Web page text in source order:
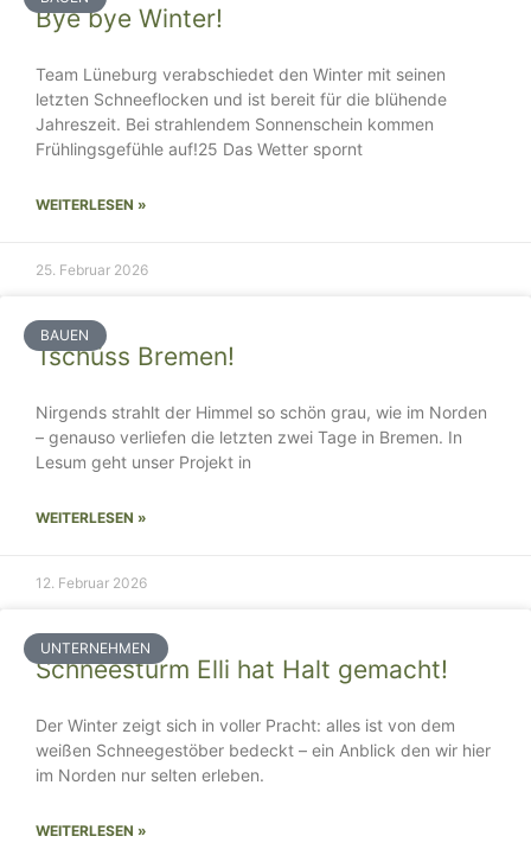
Bye bye Winter!
Team Lüneburg verabschiedet den Winter mit seinen
letzten Schneeflocken und ist bereit für die blühende
Jahreszeit. Bei strahlendem Sonnenschein kommen
Frühlingsgefühle auf!25 Das Wetter spornt
WEITERLESEN »
25. Februar 2026
BAUEN
Tschüss Bremen!
Nirgends strahlt der Himmel so schön grau, wie im Norden
– genauso verliefen die letzten zwei Tage in Bremen. In
Lesum geht unser Projekt in
WEITERLESEN »
12. Februar 2026
UNTERNEHMEN
Schneesturm Elli hat Halt gemacht!
Der Winter zeigt sich in voller Pracht: alles ist von dem
weißen Schneegestöber bedeckt – ein Anblick den wir hier
im Norden nur selten erleben.
WEITERLESEN »